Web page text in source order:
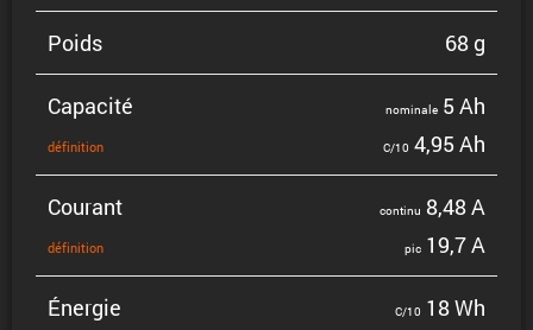
Poids 68 g
Capacité
défini­tion
nominale 5 Ah
C/10 4,95 Ah
Courant
défini­tion
continu 8,48 A
pic 19,7 A
Énergie C/10 18 Wh